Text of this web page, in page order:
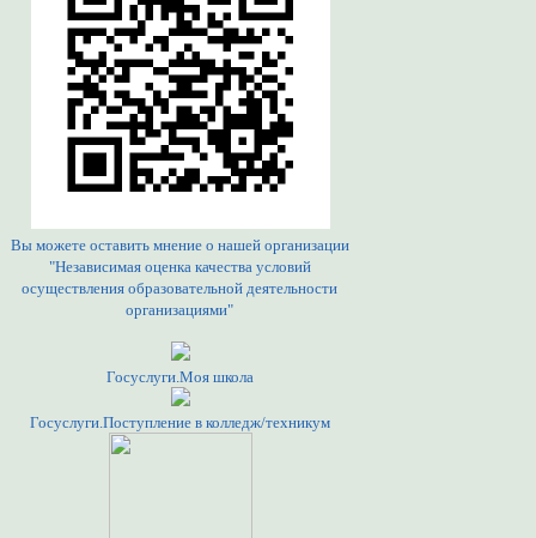
Вы можете оставить мнение о нашей организации
"Независимая оценка качества условий
осуществления образовательной деятельности
организациями"
Госуслуги.Моя школа
Госуслуги.Поступление в колледж/техникум